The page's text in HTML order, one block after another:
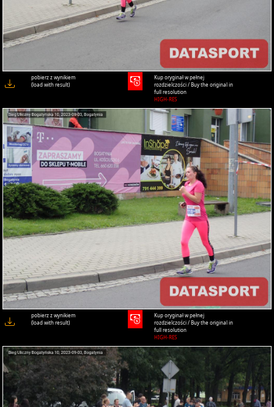
pobierz z wynikiem
(load with result)
Kup oryginał w pełnej
rozdzielczości / Buy the original in
full resolution
HIGH-RES
pobierz z wynikiem
(load with result)
Kup oryginał w pełnej
rozdzielczości / Buy the original in
full resolution
HIGH-RES